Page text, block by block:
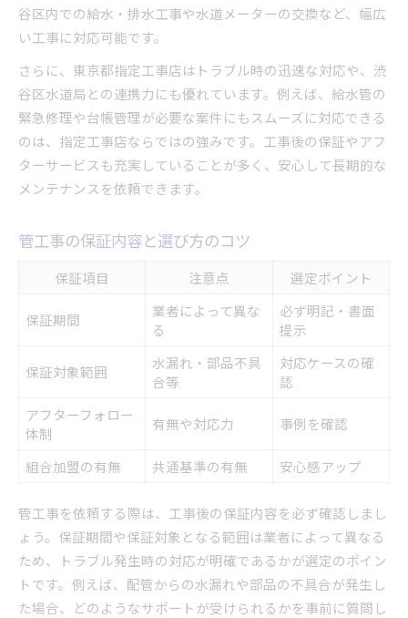
谷区内での給水・排水工事や水道メーターの交換など、幅広
い工事に対応可能です。
さらに、東京都指定工事店はトラブル時の迅速な対応や、渋
谷区水道局との連携力にも優れています。例えば、給水管の
緊急修理や台帳管理が必要な案件にもスムーズに対応できる
のは、指定工事店ならではの強みです。工事後の保証やアフ
ターサービスも充実していることが多く、安心して長期的な
メンテナンスを依頼できます。
管工事の保証内容と選び方のコツ
保証項目 注意点 選定ポイント
保証期間
業者によって異な
る
必ず明記・書面
提示
保証対象範囲
水漏れ・部品不具
合等
対応ケースの確
認
アフターフォロー
体制
有無や対応力 事例を確認
組合加盟の有無 共通基準の有無 安心感アップ
管工事を依頼する際は、工事後の保証内容を必ず確認しまし
ょう。保証期間や保証対象となる範囲は業者によって異なる
ため、トラブル発生時の対応が明確であるかが選定のポイン
トです。例えば、配管からの水漏れや部品の不具合が発生し
た場合、どのようなサポートが受けられるかを事前に質問し